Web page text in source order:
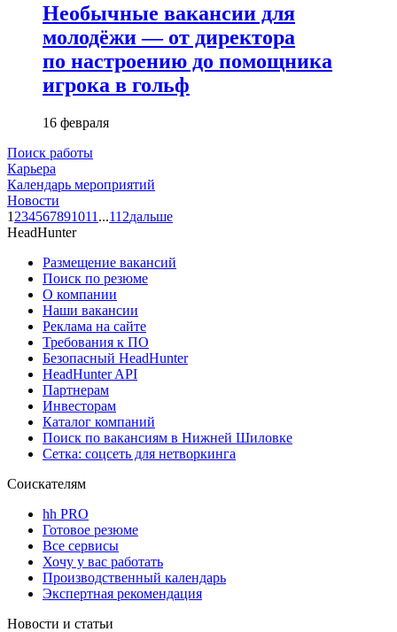
Необычные вакансии для
молодёжи — от директора
по настроению до помощника
игрока в гольф
16 февраля
Поиск работы
Карьера
Календарь мероприятий
Новости
1 234567891011 ...112дальше
HeadHunter
Размещение вакансий
Поиск по резюме
О компании
Наши вакансии
Реклама на сайте
Требования к ПО
Безопасный HeadHunter
HeadHunter API
Партнерам
Инвесторам
Каталог компаний
Поиск по вакансиям в Нижней Шиловке
Сетка: соцсеть для нетворкинга
Соискателям
hh PRO
Готовое резюме
Все сервисы
Хочу у вас работать
Производственный календарь
Экспертная рекомендация
Новости и статьи